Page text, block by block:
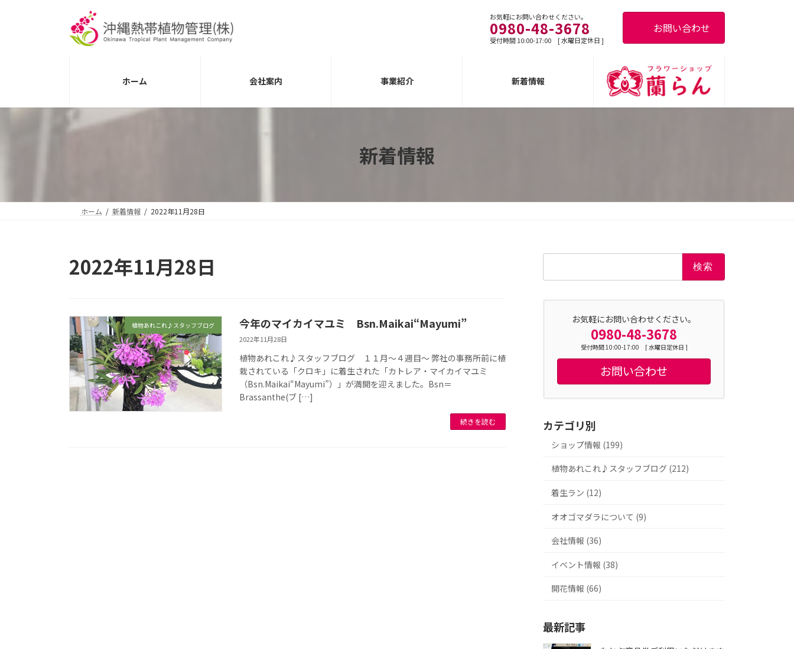
キ
に
お気軽にお問い合わせください。
0980-48-3678
受付時間 10:00-17:00 [ 水曜日定休日 ]
お問い合わせ
ホーム 会社案内 事業紹介 新着情報
新着情報
ホーム 新着情報 2022年11月28日
2022年11月28日
植物あれこれ♪スタッフブログ 今年のマイカイマユミ Bsn.Maikai“Mayumi”
2022年11月28日
植物あれこれ♪スタッフブログ １１月～４週目～ 弊社の事務所前に植
栽されている「クロキ」に着生された「カトレア・マイカイマユミ
（Bsn.Maikai“Mayumi”）」が満開を迎えました。Bsn＝
Brassanthe(ブ […]
続きを読む
お気軽にお問い合わせください。
0980-48-3678
受付時間 10:00-17:00 [ 水曜日定休日 ]
お問い合わせ
カテゴリ別
ショップ情報 (199)
植物あれこれ♪スタッフブログ (212)
着生ラン (12)
オオゴマダラについて (9)
会社情報 (36)
イベント情報 (38)
開花情報 (66)
最新記事